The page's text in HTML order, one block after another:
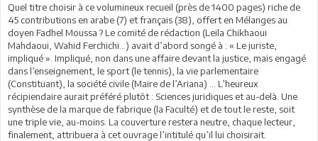
Quel titre choisir à ce volumineux recueil (près de 1400 pages) riche de
45 contributions en arabe (7) et français (38), offert en Mélanges au
doyen Fadhel Moussa ? Le comité de rédaction (Leila Chikhaoui
Mahdaoui, Wahid Ferchichi…) avait d’abord songé à : « Le juriste,
impliqué ». Impliqué, non dans une affaire devant la justice, mais engagé
dans l’enseignement, le sport (le tennis), la vie parlementaire
(Constituant), la société civile (Maire de l’Ariana) … L’heureux
récipiendaire aurait préféré plutôt : Sciences juridiques et au-delà. Une
synthèse de la marque de fabrique (la Faculté) et de tout le reste, soit
une triple vie, au-moins. La couverture restera neutre, chaque lecteur,
finalement, attribuera à cet ouvrage l’intitulé qu’il lui choisirait.